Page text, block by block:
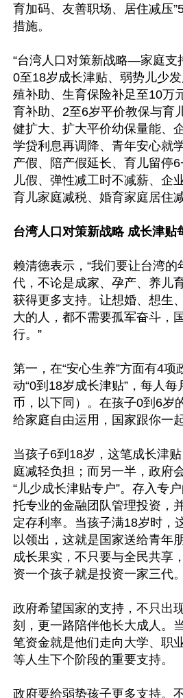
育加码、友善职场、居住减压
措施。
“台湾人口对策新战略—家庭支
0至18岁成长津贴、弱势儿少
殖补助、生育保险补足至10万
育补助、2至6岁平价教保与育
健扩大、扩大平价幼保量能、
学贷利息再调降、青年安心就
产假、陪产假延长、育儿留停
儿假、弹性减工时不减薪、企
育儿家庭减税、婚育家庭居住减
台湾人口对策新战略 成长津贴
赖清德表示，“我们要让台湾
代，不论是成家、孕产、养儿
获得更多支持。让想婚、想生
大的人，都不需要孤军奋斗，
行。”
第一，在“安心生养”方面有4项
动“0到18岁成长津贴”，每人每
币，以下同）。在孩子0到6岁
给家庭自由运用，国家跟你一起
当孩子6到18岁，这笔成长津
庭减轻负担；而另一半，政府
“儿少成长津贴专户”。存入专
托专业的金融团队管理投资，
定存利率。当孩子满18岁时，
以领出，这就是国家送给青年
成长果实，不只要与全民共享
资一个孩子就是投资一家三代。
政府希望国家的支持，不只出
刻，更一路陪伴他长大成人。
笔资金就是他们走向大学、职
等人生下个阶段的重要支持。
政府要给弱势孩子更多支持。